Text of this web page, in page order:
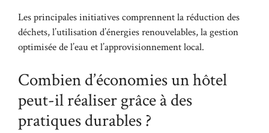
Les principales initiatives comprennent la réduction des
déchets, l’utilisation d’énergies renouvelables, la gestion
optimisée de l’eau et l’approvisionnement local.
Combien d’économies un hôtel
peut-il réaliser grâce à des
pratiques durables ?